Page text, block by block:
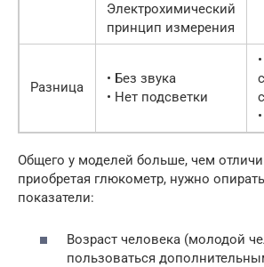
Электрохимический
принцип измерения
Разница
• Без звука
• Нет подсветки
Общего у моделей больше, чем
приобретая глюкометр, нужно
показатели:
Возраст человека (молодой
пользоваться